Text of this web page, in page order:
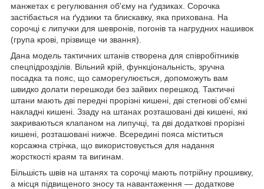
манжетах є регулювання об'єму на ґудзиках. Сорочка
застібається на ґудзики та блискавку, яка прихована. На
сорочці є липучки для шевронів, погонів та нагрудних нашивок
(група крові, прізвище чи звання).
Дана модель тактичних штанів створена для співробітників
спецпідрозділів. Вільний крій, функціональність, зручна
посадка та пояс, що саморегулюється, допоможуть вам
швидко долати перешкоди без зайвих перешкод. Тактичні
штани мають дві передні прорізні кишені, дві стегнові об'ємні
накладні кишені. Ззаду на штанах розташовані дві кишені, які
закриваються клапаном на липучці, та дві додаткові прорізні
кишені, розташовані нижче. Всередині пояса міститься
корсажна стрічка, що використовується для надання
жорсткості краям та вигинам.
Більшість швів на штанях та сорочці мають потрійну прошивку,
а місця підвищеного зносу та навантаження — додаткове